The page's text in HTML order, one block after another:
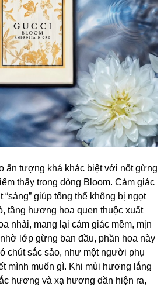
ấn tượng khá khác biệt với nốt gừng
thấy trong dòng Bloom. Cảm giác
“sáng” giúp tổng thể không bị ngọt
tầng hương hoa quen thuộc xuất
nhài, mang lại cảm giác mềm, mịn
lớp gừng ban đầu, phần hoa này
chút sắc sảo, như một người phụ
mình muốn gì. Khi mùi hương lắng
hương và xạ hương dần hiện ra,